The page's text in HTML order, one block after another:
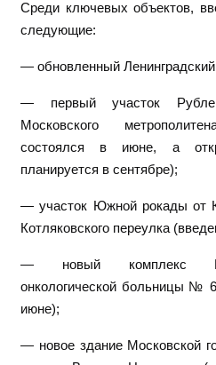
Среди ключевых объектов,
следующие:
— обновленный
— первый участок
Московского
состоялся в июне, а
планируется в сентябре);
— участок Южной рокады от
Котляковского переулка
— новый комплекс
онкологической больницы №
июне);
— новое здание Московской